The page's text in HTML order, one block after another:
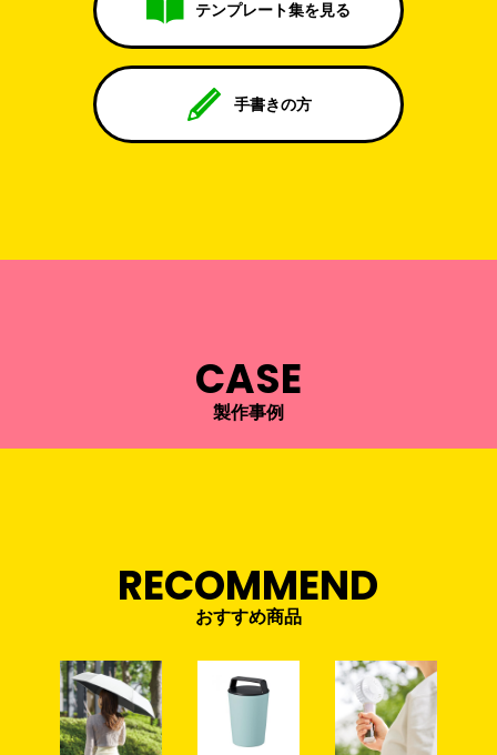
テンプレート集を見る
手書きの方
CASE
製作事例
RECOMMEND
おすすめ商品